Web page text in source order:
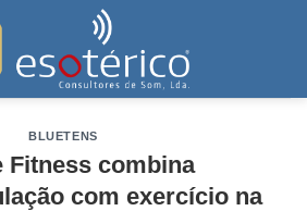
BLUETENS
Fitness combina
com exercício na